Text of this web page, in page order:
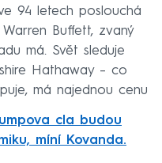
94 letech poslouchá
Buffett, zvaný
má. Svět sleduje
Hathaway – co
má najednou cenu
cla budou
míní Kovanda.